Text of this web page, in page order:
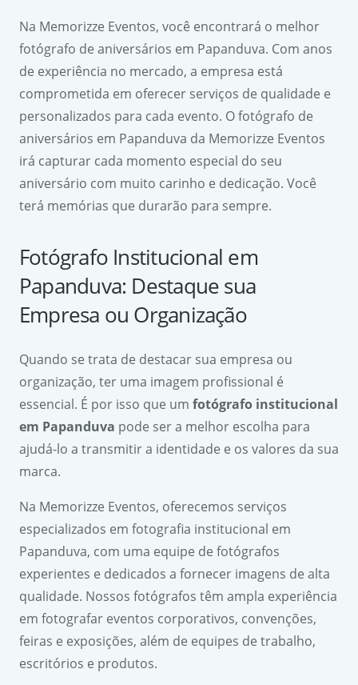
Na Memorizze Eventos, você encontrará o melhor
fotógrafo de aniversários em Papanduva. Com anos
de experiência no mercado, a empresa está
comprometida em oferecer serviços de qualidade e
personalizados para cada evento. O fotógrafo de
aniversários em Papanduva da Memorizze Eventos
irá capturar cada momento especial do seu
aniversário com muito carinho e dedicação. Você
terá memórias que durarão para sempre.
Fotógrafo Institucional em
Papanduva: Destaque sua
Empresa ou Organização
Quando se trata de destacar sua empresa ou
organização, ter uma imagem profissional é
essencial. É por isso que um fotógrafo institucional
em Papanduva pode ser a melhor escolha para
ajudá-lo a transmitir a identidade e os valores da sua
marca.
Na Memorizze Eventos, oferecemos serviços
especializados em fotografia institucional em
Papanduva, com uma equipe de fotógrafos
experientes e dedicados a fornecer imagens de alta
qualidade. Nossos fotógrafos têm ampla experiência
em fotografar eventos corporativos, convenções,
feiras e exposições, além de equipes de trabalho,
escritórios e produtos.